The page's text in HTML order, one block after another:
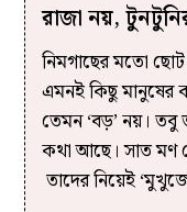
রাজা নয়,
নিমগাছের মতো
এমনই কিছু মানুষের
তেমন ‘বড়’ নয়। তবু
কথা আছে। সাত
তাদের নিয়েই